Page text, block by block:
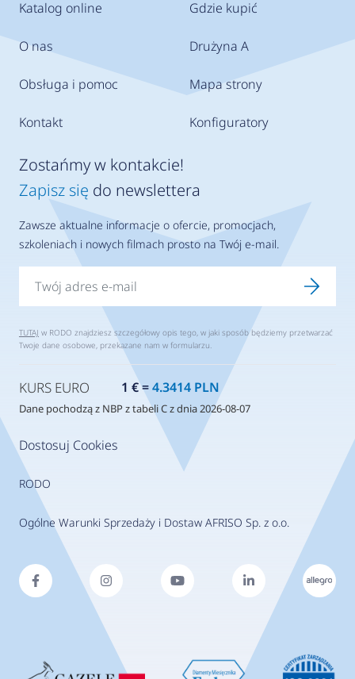
Katalog online
O nas
Obsługa i pomoc
Kontakt
Gdzie kupić
Drużyna A
Mapa strony
Konfiguratory
Dostosuj Cookies
RODO
Ogólne Warunki Sprzedaży i Dostaw AFRISO Sp. z o.o.
Zostańmy w kontakcie!
Zapisz się do newslettera
Zawsze aktualne informacje o ofercie, promocjach,
szkoleniach i nowych filmach prosto na Twój e-mail.
TUTAJ w RODO znajdziesz szczegółowy opis tego, w jaki sposób będziemy przetwarzać
Twoje dane osobowe, przekazane nam w formularzu.
KURS EURO 1 € =4.3414 PLN
Dane pochodzą z NBP z tabeli C z dnia 2026-08-07